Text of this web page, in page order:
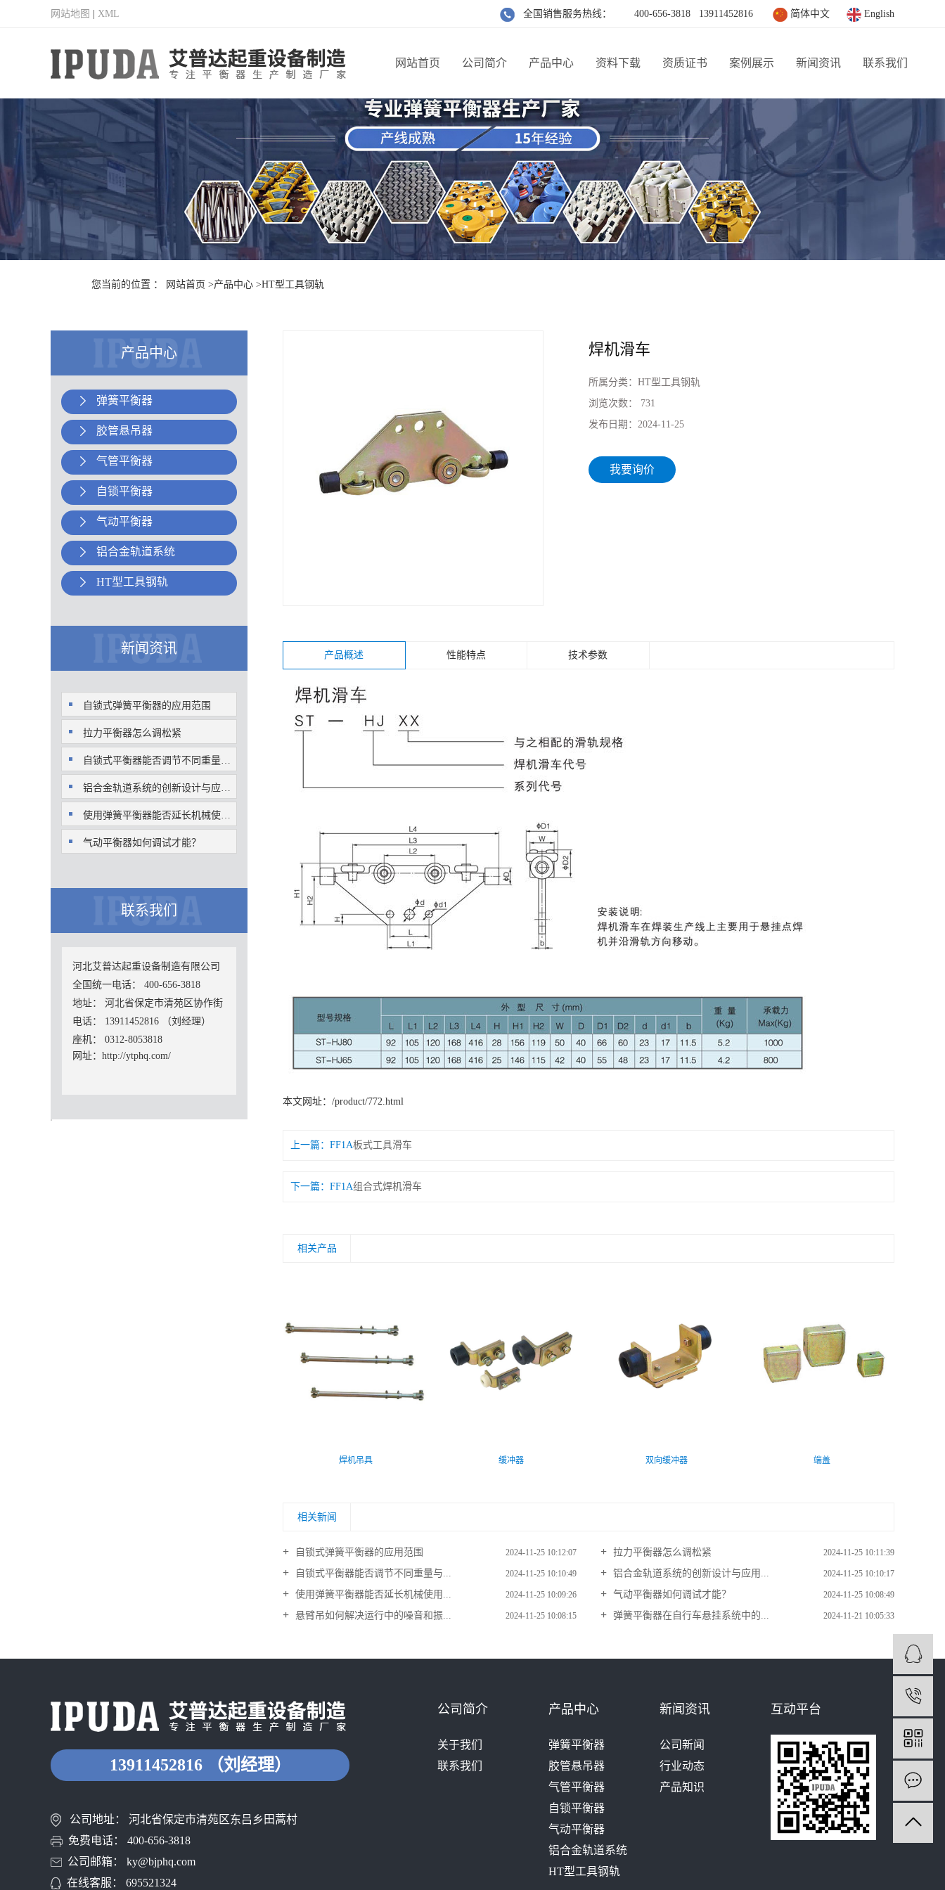
网站地图 XML 全国销售服务热线： 400-656-3818 13911452816 简体中文 English
网站首页 公司简介 产品中心 资料下载 资质证书 案例展示 新闻资讯 联系我们
您当前的位置 ： 网站首页 >产品中心 >HT型工具钢轨
产品中心
弹簧平衡器
胶管悬吊器
气管平衡器
自锁平衡器
气动平衡器
铝合金轨道系统
HT型工具钢轨
新闻资讯
自锁式弹簧平衡器的应用范围
拉力平衡器怎么调松紧
自锁式平衡器能否调节不同重量与尺寸的物体？
铝合金轨道系统的创新设计与应用前景分析？
使用弹簧平衡器能否延长机械使用寿命？
气动平衡器如何调试才能？
联系我们
河北艾普达起重设备制造有限公司
全国统一电话： 400-656-3818
地址： 河北省保定市清苑区协作街
电话： 13911452816 （刘经理）
座机： 0312-8053818
网址：http://ytphq.com/
焊机滑车
所属分类： HT型工具钢轨
浏览次数：
731
发布日期： 2024-11-25
我要询价
产品概述 性能特点 技术参数
本文网址： /product/772.html
上一篇： 板式工具滑车
下一篇： 组合式焊机滑车
相关产品
焊机吊具 缓冲器 双向缓冲器 端盖
相关新闻
自锁式弹簧平衡器的应用范围 2024-11-25 10:12:07 拉力平衡器怎么调松紧 2024-11-25 10:11:39
自锁式平衡器能否调节不同重量与... 2024-11-25 10:10:49 铝合金轨道系统的创新设计与应用... 2024-11-25 10:10:17
使用弹簧平衡器能否延长机械使用... 2024-11-25 10:09:26 气动平衡器如何调试才能？ 2024-11-25 10:08:49
悬臂吊如何解决运行中的噪音和振... 2024-11-25 10:08:15 弹簧平衡器在自行车悬挂系统中的... 2024-11-21 10:05:33
13911452816 （刘经理）
公司地址： 河北省保定市清苑区东吕乡田蒿村
免费电话： 400-656-3818
公司邮箱： ky@bjphq.com
在线客服： 695521324
公司简介
关于我们
联系我们
产品中心
弹簧平衡器
胶管悬吊器
气管平衡器
自锁平衡器
气动平衡器
铝合金轨道系统
HT型工具钢轨
新闻资讯
公司新闻
行业动态
产品知识
互动平台